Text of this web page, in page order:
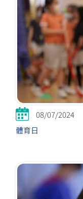
08/07/2024
體育日